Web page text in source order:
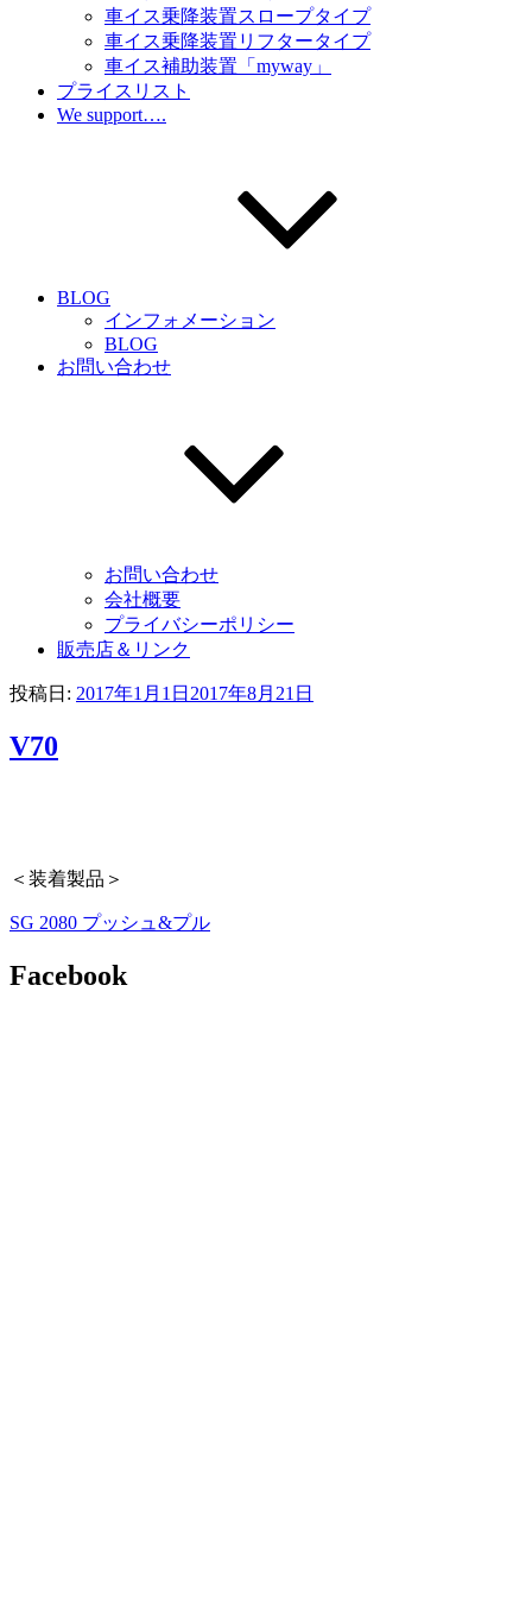
車イス乗降装置スロープタイプ
車イス乗降装置リフタータイプ
車イス補助装置「myway」
プライスリスト
We support….
BLOG
インフォメーション
BLOG
お問い合わせ
お問い合わせ
会社概要
プライバシーポリシー
販売店＆リンク
投稿日: 2017年1月1日 2017年8月21日
V70
＜装着製品＞
SG 2080 プッシュ&プル
Facebook